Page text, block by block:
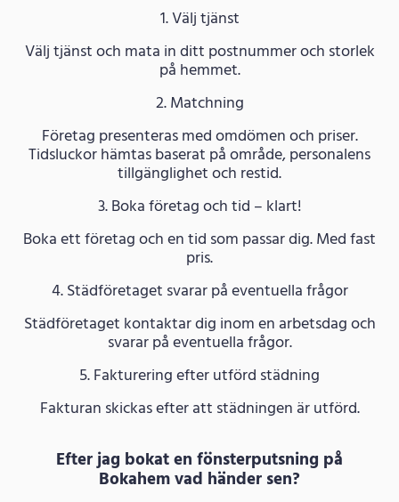
1. Välj tjänst
Välj tjänst och mata in ditt postnummer och storlek
på hemmet.
2. Matchning
Företag presenteras med omdömen och priser.
Tidsluckor hämtas baserat på område, personalens
tillgänglighet och restid.
3. Boka företag och tid – klart!
Boka ett företag och en tid som passar dig. Med fast
pris.
4. Städföretaget svarar på eventuella frågor
Städföretaget kontaktar dig inom en arbetsdag och
svarar på eventuella frågor.
5. Fakturering efter utförd städning
Fakturan skickas efter att städningen är utförd.
Efter jag bokat en fönsterputsning på
Bokahem vad händer sen?